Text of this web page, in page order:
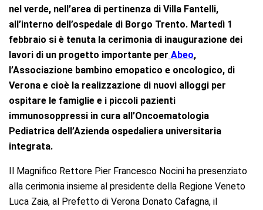
nel verde, nell’area di pertinenza di Villa Fantelli,
all’interno dell’ospedale di Borgo Trento. Martedì 1
febbraio si è tenuta la cerimonia di inaugurazione dei
lavori di un progetto importante per Abeo,
l’Associazione bambino emopatico e oncologico, di
Verona e cioè la realizzazione di nuovi alloggi per
ospitare le famiglie e i piccoli pazienti
immunosoppressi in cura all’Oncoematologia
Pediatrica dell’Azienda ospedaliera universitaria
integrata.
Il Magnifico Rettore Pier Francesco Nocini ha presenziato
alla cerimonia insieme al presidente della Regione Veneto
Luca Zaia, al Prefetto di Verona Donato Cafagna, il